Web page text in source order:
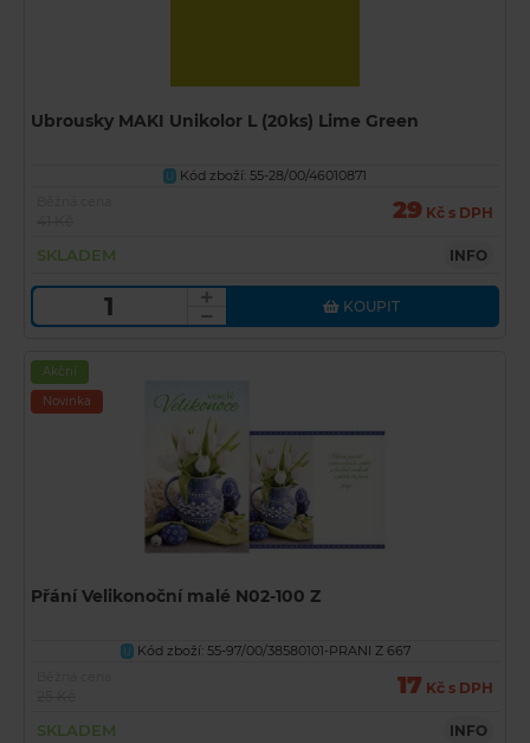
Ubrousky MAKI Unikolor L (20ks) Lime Green
U
Kód zboží: 55-28/00/46010871
29 Kč s DPH
SKLADEM INFO
KOUPIT
Akční
Novinka
Přání Velikonoční malé N02-100 Z
U Kód zboží: 55-97/00/38580101-PRANI Z 667
17 Kč s DPH
SKLADEM INFO